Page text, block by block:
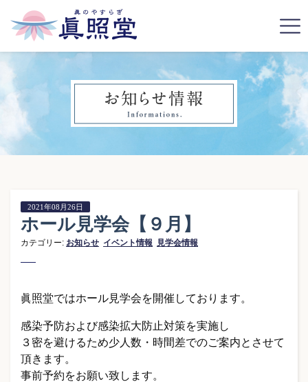
2021年08月26日
ホール見学会【９月】
カテゴリー: お知らせ イベント情報 見学会情報
眞照堂ではホール見学会を開催しております。
感染予防および感染拡大防止対策を実施し
３密を避けるため少人数・時間差でのご案内とさせて
頂きます。
事前予約をお願い致します。